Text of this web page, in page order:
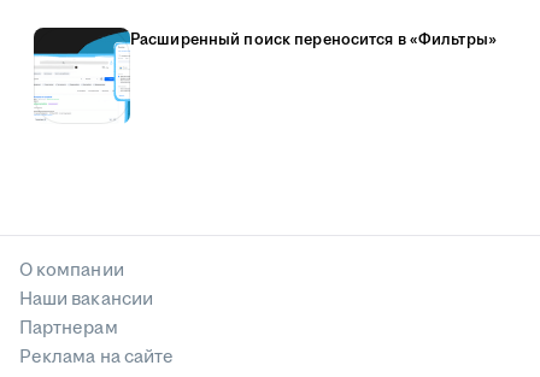
Расширенный поиск переносится в «Фильтры»
О компании
Наши вакансии
Партнерам
Реклама на сайте